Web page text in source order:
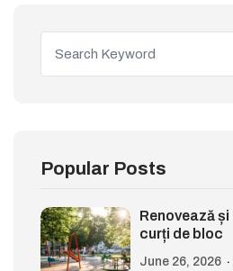
Popular Posts
Renovează
curți de bloc
June 26, 2026